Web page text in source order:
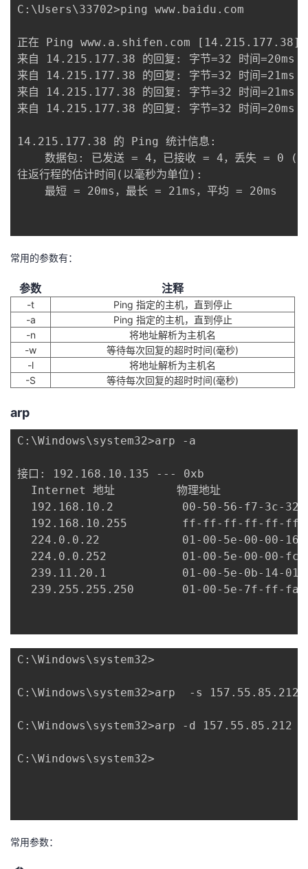
C:\Users\33702>ping www.baidu.com
正在 Ping www.a.shifen.com [14.215.177.38]
来自 14.215.177.38 的回复: 字节=32 时间=20ms
来自 14.215.177.38 的回复: 字节=32 时间=21ms
来自 14.215.177.38 的回复: 字节=32 时间=21ms
来自 14.215.177.38 的回复: 字节=32 时间=20ms
14.215.177.38 的 Ping 统计信息:
数据包: 已发送 = 4，已接收 = 4，丢失 = 0
往返行程的估计时间(以毫秒为单位):
    最短 = 20ms，最长 = 21ms，平均 = 20ms
常用的参数有：
参数 注释
-t
Ping 指定的主机，直到停止
-a
Ping 指定的主机，直到停止
-n
将地址解析为主机名
-w
等待每次回复的超时时间(毫秒)
-l
将地址解析为主机名
-S
等待每次回复的超时时间(毫秒)
arp
C:\Windows\system32>arp -a
接口: 192.168.10.135 --- 0xb
Internet 地址         物理地址
192.168.10.2          00-50-56-f7-3c-32
192.168.10.255        ff-ff-ff-ff-ff-ff
224.0.0.22            01-00-5e-00-00-16
224.0.0.252           01-00-5e-00-00-fc
239.11.20.1           01-00-5e-0b-14-01
239.255.255.250       01-00-5e-7f-ff-fa
C:\Windows\system32>
C:\Windows\system32>arp  -s
C:\Windows\system32>arp -d 157.55.85.212
C:\Windows\system32>
常用参数：